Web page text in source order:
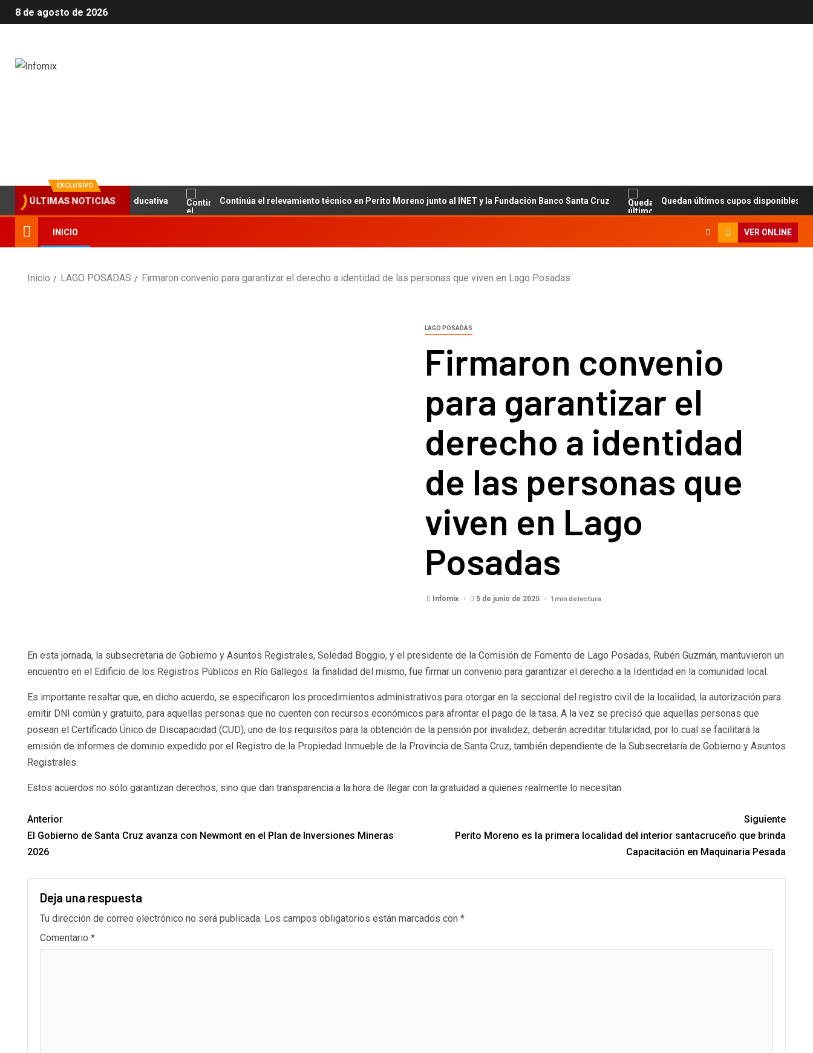
8 de agosto de 2026
EXCLUSIVO
ÚLTIMAS NOTICIAS
y la infraestructura educativa Continúa el relevamiento técnico en Perito Moreno junto al INET y la Fundación Banco Santa Cruz Quedan últimos cupos disponibles para
INICIO VER ONLINE
Inicio LAGO POSADAS Firmaron convenio para garantizar el derecho a identidad de las personas que viven en Lago Posadas
LAGO POSADAS
Firmaron convenio
para garantizar el
derecho a identidad
de las personas que
viven en Lago
Posadas
Infomix 5 de junio de 2025 1 min de lectura
En esta jornada, la subsecretaria de Gobierno y Asuntos Registrales, Soledad Boggio, y el presidente de la Comisión de Fomento de Lago Posadas, Rubén Guzmán, mantuvieron un
encuentro en el Edificio de los Registros Públicos en Río Gallegos. la finalidad del mismo, fue firmar un convenio para garantizar el derecho a la Identidad en la comunidad local.
Es importante resaltar que, en dicho acuerdo, se especificaron los procedimientos administrativos para otorgar en la seccional del registro civil de la localidad, la autorización para
emitir DNI común y gratuito, para aquellas personas que no cuenten con recursos económicos para afrontar el pago de la tasa. A la vez se precisó que aquellas personas que
posean el Certificado Único de Discapacidad (CUD), uno de los requisitos para la obtención de la pensión por invalidez, deberán acreditar titularidad, por lo cual se facilitará la
emisión de informes de dominio expedido por el Registro de la Propiedad Inmueble de la Provincia de Santa Cruz, también dependiente de la Subsecretaría de Gobierno y Asuntos
Registrales.
Estos acuerdos no sólo garantizan derechos, sino que dan transparencia a la hora de llegar con la gratuidad a quienes realmente lo necesitan.
Anterior
El Gobierno de Santa Cruz avanza con Newmont en el Plan de Inversiones Mineras
2026
Siguiente
Perito Moreno es la primera localidad del interior santacruceño que brinda
Capacitación en Maquinaria Pesada
Deja una respuesta
Tu dirección de correo electrónico no será publicada. Los campos obligatorios están marcados con *
Comentario *